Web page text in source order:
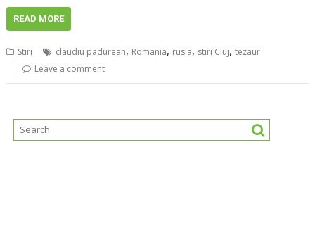
READ MORE
Stiri claudiu padurean, Romania, rusia, stiri Cluj,tezaur
Leave a comment